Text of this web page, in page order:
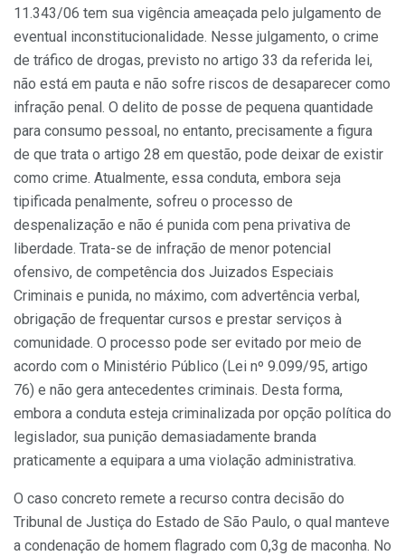
11.343/06 tem sua vigência ameaçada pelo julgamento de
eventual inconstitucionalidade. Nesse julgamento, o crime
de tráfico de drogas, previsto no artigo 33 da referida lei,
não está em pauta e não sofre riscos de desaparecer como
infração penal. O delito de posse de pequena quantidade
para consumo pessoal, no entanto, precisamente a figura
de que trata o artigo 28 em questão, pode deixar de existir
como crime. Atualmente, essa conduta, embora seja
tipificada penalmente, sofreu o processo de
despenalização e não é punida com pena privativa de
liberdade. Trata-se de infração de menor potencial
ofensivo, de competência dos Juizados Especiais
Criminais e punida, no máximo, com advertência verbal,
obrigação de frequentar cursos e prestar serviços à
comunidade. O processo pode ser evitado por meio de
acordo com o Ministério Público (Lei nº 9.099/95, artigo
76) e não gera antecedentes criminais. Desta forma,
embora a conduta esteja criminalizada por opção política do
legislador, sua punição demasiadamente branda
praticamente a equipara a uma violação administrativa.
O caso concreto remete a recurso contra decisão do
Tribunal de Justiça do Estado de São Paulo, o qual manteve
a condenação de homem flagrado com 0,3g de maconha. No